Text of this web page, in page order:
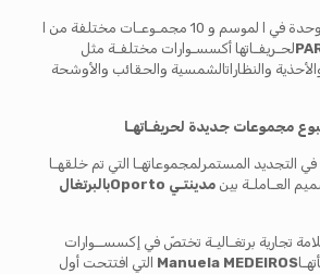
بفضـل أكثرمن 3500 وحدة في ا لموسم و 10 مجمـوعـات مختلفة من ا
لحـريفـاتها أكسسـوارات مختلفـة مثل
والنظاراتالشمسية والحقائب والأوشحة
مجموعات جديدة لحريفـاتهـا
في التجديد المستمرلمجموعاتهـا التي تم خلقهـا
العـاملـة بين مدينتـي Oportoبالبرتغال
تجارية برتغـاليـة تختصّ في إكسســوارات
Manuela MEDEIROS التي افتتحت أول